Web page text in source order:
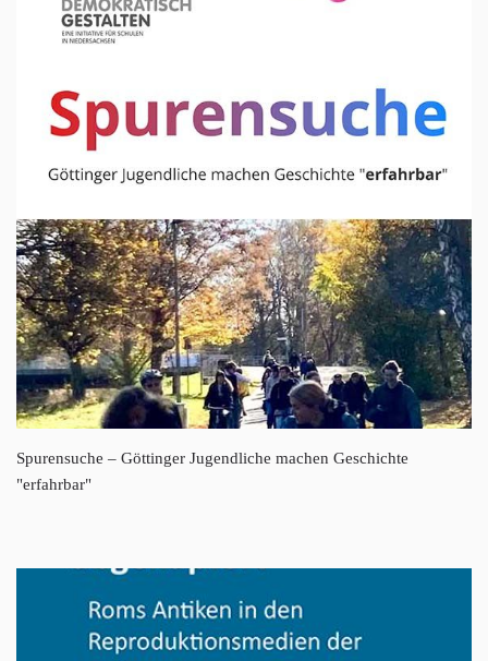
Spurensuche – Göttinger Jugendliche machen Geschichte
"erfahrbar"